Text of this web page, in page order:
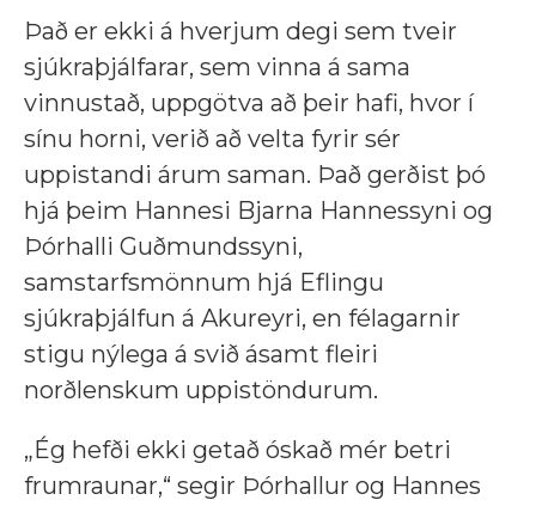
Það er ekki á hverjum degi sem tveir
sjúkraþjálfarar, sem vinna á sama
vinnustað, uppgötva að þeir hafi, hvor í
sínu horni, verið að velta fyrir sér
uppistandi árum saman. Það gerðist þó
hjá þeim Hannesi Bjarna Hannessyni og
Þórhalli Guðmundssyni,
samstarfsmönnum hjá Eflingu
sjúkraþjálfun á Akureyri, en félagarnir
stigu nýlega á svið ásamt fleiri
norðlenskum uppistöndurum.
„Ég hefði ekki getað óskað mér betri
frumraunar,“ segir Þórhallur og Hannes